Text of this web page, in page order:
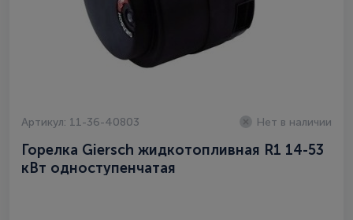
Артикул: 11-36-40803 Нет в наличии
Горелка Giersch жидкотопливная R1 14-53
кВт одноступенчатая